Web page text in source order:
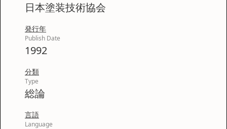
日本塗装技術協会
発行年
Publish Date
1992
分類
Type
総論
言語
Language